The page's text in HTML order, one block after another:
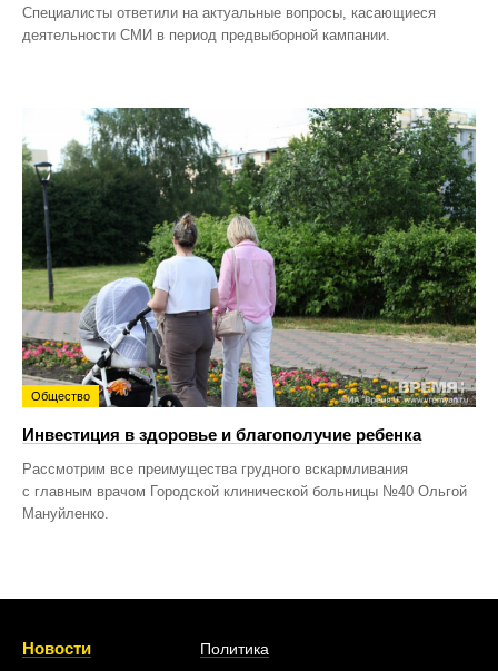
Специалисты ответили на актуальные вопросы, касающиеся
деятельности СМИ в период предвыборной кампании.
Общество
Инвестиция в здоровье и благополучие ребенка
Рассмотрим все преимущества грудного вскармливания
с главным врачом Городской клинической больницы №40 Ольгой
Мануйленко.
Новости
Политика